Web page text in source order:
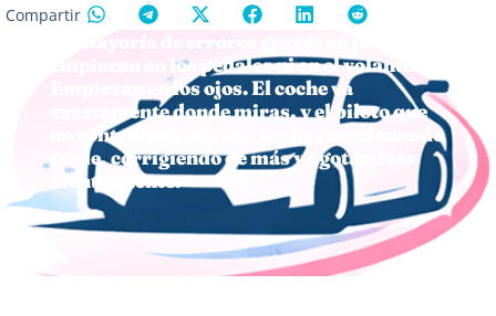
Compartir
La mayoría de errores graves en pista no
empiezan en los pedales ni en el volante.
Empiezan en los ojos. El coche va
exactamente donde miras, y el piloto que
no controla su mirada acaba reaccionando
tarde, corrigiendo de más y agotándose
mentalmente.